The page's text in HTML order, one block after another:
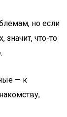
но если
значит, что-то
— к